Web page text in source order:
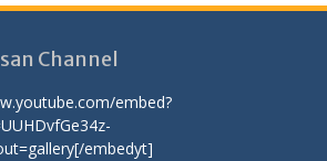
Channel
embed?
embedyt]